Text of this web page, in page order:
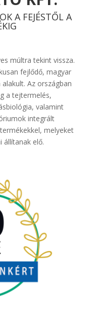
A FEJÉSTŐL A
múltra tekint vissza.
fejlődő, magyar
Az országban
a tejtermelés,
valamint
integrált
melyeket
állítanak elő.